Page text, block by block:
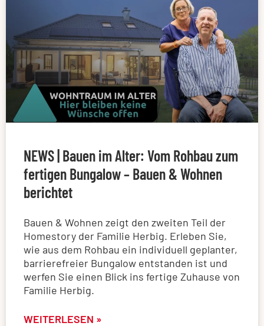
NEWS | Bauen im Alter: Vom Rohbau zum
fertigen Bungalow – Bauen & Wohnen
berichtet
Bauen & Wohnen zeigt den zweiten Teil der
Homestory der Familie Herbig. Erleben Sie,
wie aus dem Rohbau ein individuell geplanter,
barrierefreier Bungalow entstanden ist und
werfen Sie einen Blick ins fertige Zuhause von
Familie Herbig.
WEITERLESEN »